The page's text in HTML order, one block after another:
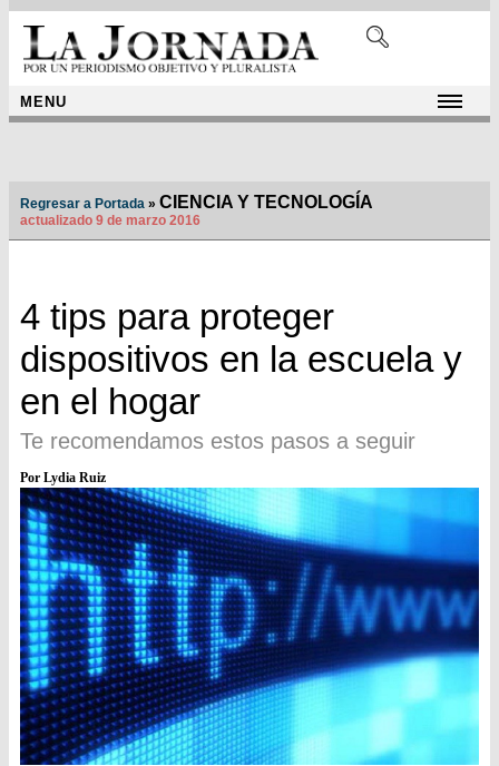
MENU
Regresar a Portada » CIENCIA Y TECNOLOGÍA
actualizado 9 de marzo 2016
4 tips para proteger
dispositivos en la escuela y
en el hogar
Te recomendamos estos pasos a seguir
Por Lydia Ruiz